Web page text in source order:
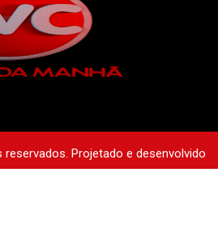
Projetado e desenvolvido